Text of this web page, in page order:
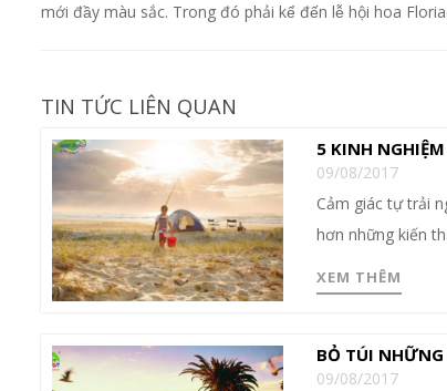
mới đầy màu sắc. Trong đó phải kể đến lễ hội hoa
TIN TỨC LIÊN QUAN
5 KINH
09/08/2017
Cảm giác tự trải
hơn những kiến
XEM THÊM
BỎ TÚI
09/08/2017